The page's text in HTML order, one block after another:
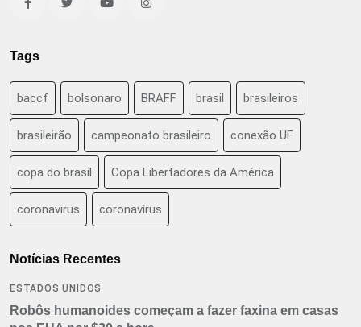
Tags
baccf bolsonaro BRAFF brasil brasileiros
brasileirão campeonato brasileiro conexão UF
copa do brasil Copa Libertadores da América
coronavirus coronavírus
Notícias Recentes
ESTADOS UNIDOS
Robôs humanoides começam a fazer faxina em casas